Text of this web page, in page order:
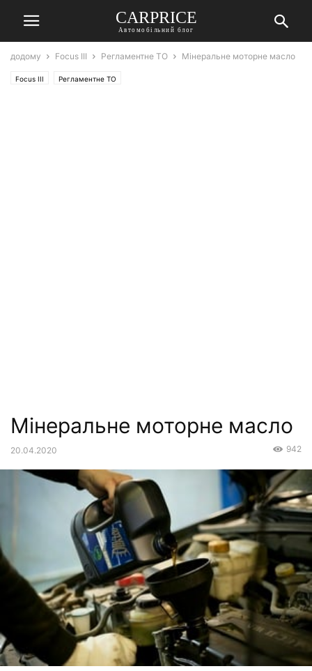
СARPRICE
Автомобільний блог
додому Focus III Регламентне ТО Мінеральне моторне масло
Focus III Регламентне ТО
Мінеральне моторне масло
20.04.2020 942